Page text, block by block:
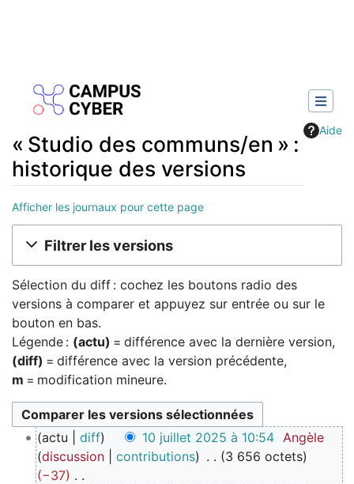
Aide
« Studio des communs/en » :
historique des versions
Afficher les journaux pour cette page
Aller à :navigation,rechercher
Filtrer les versions
Sélection du diff : cochez les boutons radio des
versions à comparer et appuyez sur entrée ou sur le
bouton en bas.
Légende : (actu) = différence avec la dernière version,
(diff) = différence avec la version précédente,
m = modification mineure.
actu diff 10 juillet 2025 à 10:54
Angèle
discussion
contributions
3 656 octets
−37